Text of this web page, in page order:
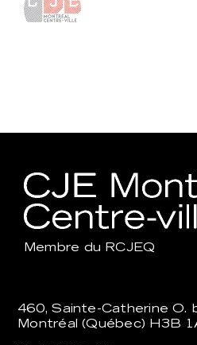
Membre du RCJEQ
460, Sainte-Catherine O.
Montréal (Québec) H3B